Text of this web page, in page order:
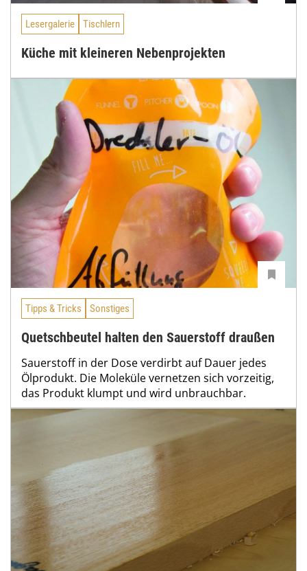
Lesergalerie Tischlern
Küche mit kleineren Nebenprojekten
Tipps & Tricks Sonstiges
Quetschbeutel halten den Sauerstoff draußen
Sauerstoff in der Dose verdirbt auf Dauer jedes
Ölprodukt. Die Moleküle vernetzen sich vorzeitig,
das Produkt klumpt und wird unbrauchbar.